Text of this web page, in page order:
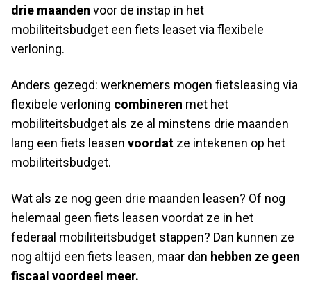
drie maanden voor de instap in het
mobiliteitsbudget een fiets leaset via flexibele
verloning.
Anders gezegd: werknemers mogen fietsleasing via
flexibele verloning combineren met het
mobiliteitsbudget als ze al minstens drie maanden
lang een fiets leasen voordat ze intekenen op het
mobiliteitsbudget.
Wat als ze nog geen drie maanden leasen? Of nog
helemaal geen fiets leasen voordat ze in het
federaal mobiliteitsbudget stappen? Dan kunnen ze
nog altijd een fiets leasen, maar dan hebben ze geen
fiscaal voordeel meer.